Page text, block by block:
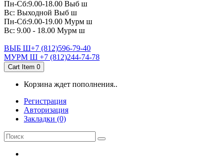
Пн-Сб:9.00-18.00 Выб ш
Вс: Выходной Выб ш
Пн-Сб:9.00-19.00 Мурм ш
Вс: 9.00 - 18.00 Мурм ш
ВЫБ Ш+7 (812)596-79-40
МУРМ Ш +7 (812)244-74-78
Cart Item 0
Корзина ждет пополнения..
Регистрация
Авторизация
Закладки (0)